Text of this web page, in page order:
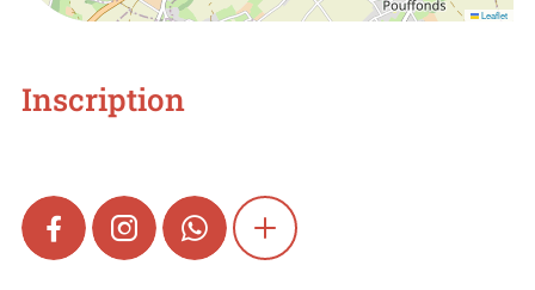
Leaflet
Inscription
FACEBOOKINSTAGRAMWHATSAPPSHOW MORE